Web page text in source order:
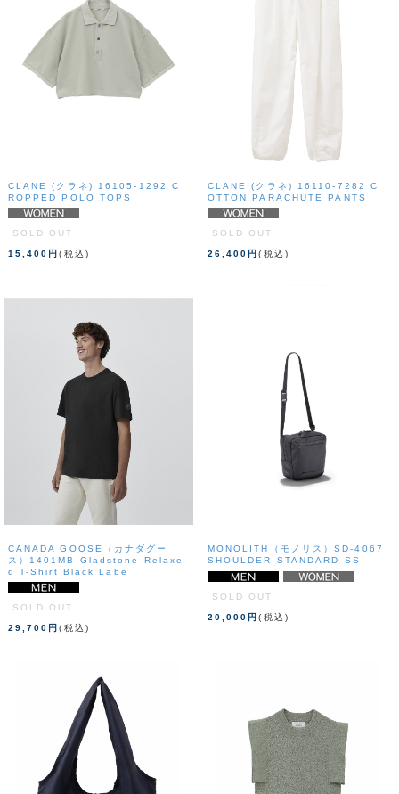
CLANE (クラネ) 16105-1292 C
ROPPED POLO TOPS
SOLD OUT
15,400円(税込)
CLANE (クラネ) 16110-7282 C
OTTON PARACHUTE PANTS
SOLD OUT
26,400円(税込)
CANADA GOOSE（カナダグー
ス）1401MB Gladstone Relaxe
d T-Shirt Black Labe
SOLD OUT
29,700円(税込)
MONOLITH（モノリス）SD-4067
SHOULDER STANDARD SS
SOLD OUT
20,000円(税込)